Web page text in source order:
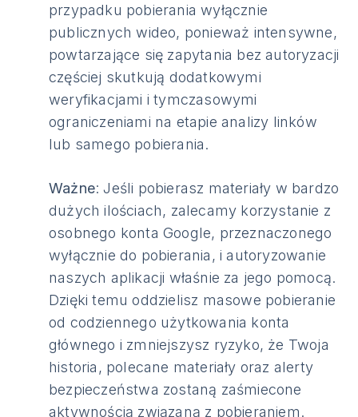
przypadku pobierania wyłącznie
publicznych wideo, ponieważ intensywne,
powtarzające się zapytania bez autoryzacji
częściej skutkują dodatkowymi
weryfikacjami i tymczasowymi
ograniczeniami na etapie analizy linków
lub samego pobierania.
Ważne: Jeśli pobierasz materiały w bardzo
dużych ilościach, zalecamy korzystanie z
osobnego konta Google, przeznaczonego
wyłącznie do pobierania, i autoryzowanie
naszych aplikacji właśnie za jego pomocą.
Dzięki temu oddzielisz masowe pobieranie
od codziennego użytkowania konta
głównego i zmniejszysz ryzyko, że Twoja
historia, polecane materiały oraz alerty
bezpieczeństwa zostaną zaśmiecone
aktywnością związaną z pobieraniem.